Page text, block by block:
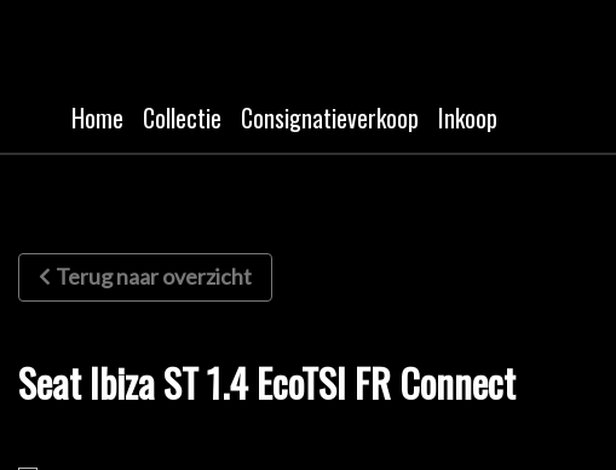
Home Collectie Consignatieverkoop Inkoop
Terug naar overzicht
Seat Ibiza ST 1.4 EcoTSI FR Connect